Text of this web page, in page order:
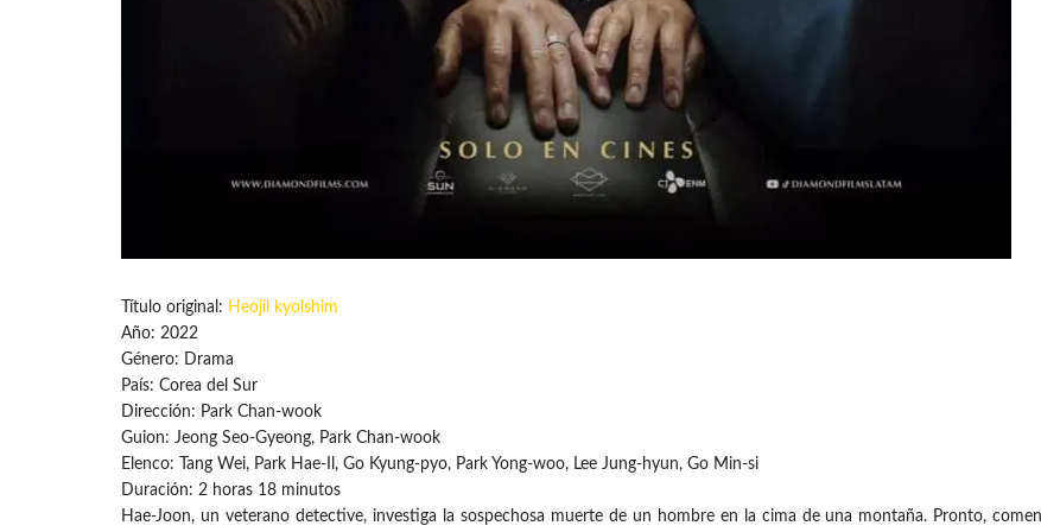
Título original: Heojil kyolshim
Año: 2022
Género: Drama
País: Corea del Sur
Dirección: Park Chan-wook
Guion: Jeong Seo-Gyeong, Park Chan-wook
Elenco: Tang Wei, Park Hae-Il, Go Kyung-pyo, Park Yong-woo, Lee Jung-hyun, Go Min-si
Duración: 2 horas 18 minutos
Hae-Joon, un veterano detective, investiga la sospechosa muerte de un hombre en la cima de una montaña. Pronto,